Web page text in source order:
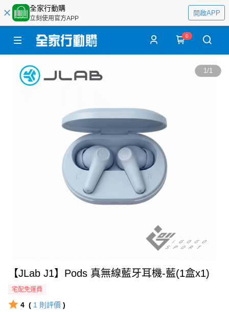
全家行動購
立刻使用官方APP
開啟APP
0
1/1
【JLab J1】Pods 真無線藍牙耳機-藍(1盒x1)
宅配免運費
4 ( 1 則評價 )